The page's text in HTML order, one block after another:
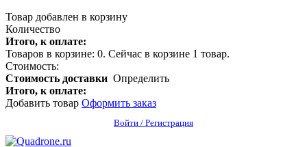
Товар добавлен в корзину
Количество
Итого, к оплате:
Товаров в корзине: 0. Сейчас в корзине 1 товар.
Стоимость:
Стоимость доставки Определить
Итого, к оплате:
Добавить товар Оформить заказ
Войти / Регистрация